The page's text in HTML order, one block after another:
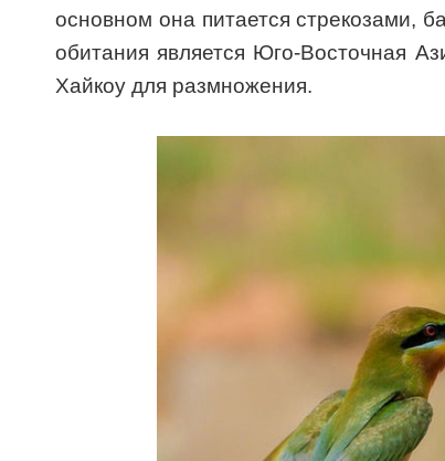
основном она питается стрекозами,
обитания является Юго-Восточная
Хайкоу для размножения.